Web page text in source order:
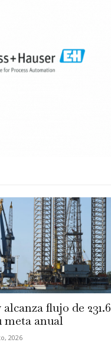
flujo de 231.6
meta anual
2026